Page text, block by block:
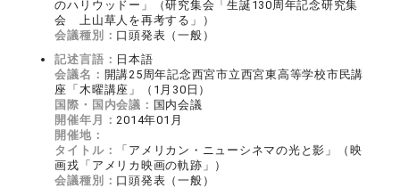
のハリウッドー」（研究集会「生誕130周年記念研究集
会 上山草人を再考する」）
会議種別： 口頭発表（一般）
記述言語： 日本語
会議名： 開講25周年記念西宮市立西宮東高等学校市民講
座「木曜講座」（1月30日）
国際・国内会議： 国内会議
開催年月： 2014年01月
開催地：
タイトル：
「アメリカン・ニューシネマの光と影」（映
画戎「アメリカ映画の軌跡」）
会議種別： 口頭発表（一般）